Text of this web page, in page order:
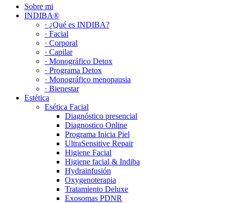
Sobre mi
INDIBA®
· ¿Qué es INDIBA?
· Facial
· Corporal
· Capilar
· Monográfico Detox
· Programa Detox
· Monográfico menopausia
· Bienestar
Estética
Esética Facial
Diagnóstico presencial
Diagnostico Online
Programa Inicia Piel
UltraSensitive Repair
Higiene Facial
Higiene facial & Indiba
Hydrainfusión
Oxygenoterapia
Tratamiento Deluxe
Exosomas PDNR